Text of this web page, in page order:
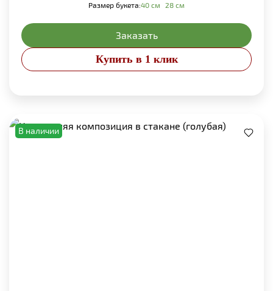
Размер букета:40 см 28 см
Заказать
Купить в 1 клик
В наличии